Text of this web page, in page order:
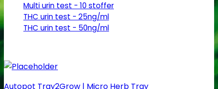
Multi urin test - 10 stoffer
THC urin test - 25ng/ml
THC urin test - 50ng/ml
Autopot Tray2Grow | Micro Herb Tray